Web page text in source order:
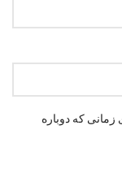
که دوباره